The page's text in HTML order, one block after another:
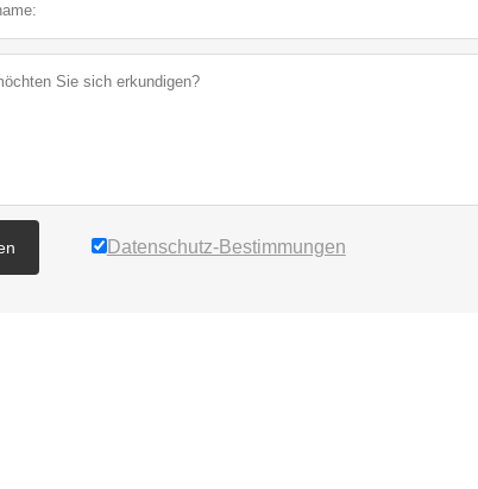
Datenschutz-Bestimmungen